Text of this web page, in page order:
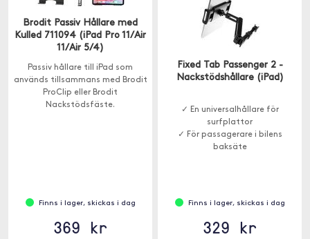
Brodit Passiv Hållare med
Kulled 711094 (iPad Pro 11/Air
11/Air 5/4)
Passiv hållare till iPad som
används tillsammans med Brodit
ProClip eller Brodit
Nackstödsfäste.
Finns i lager, skickas i dag
369 kr
Fixed Tab Passenger 2 -
Nackstödshållare (iPad)
✓ En universalhållare för
surfplattor
✓ För passagerare i bilens
baksäte
Finns i lager, skickas i dag
329 kr